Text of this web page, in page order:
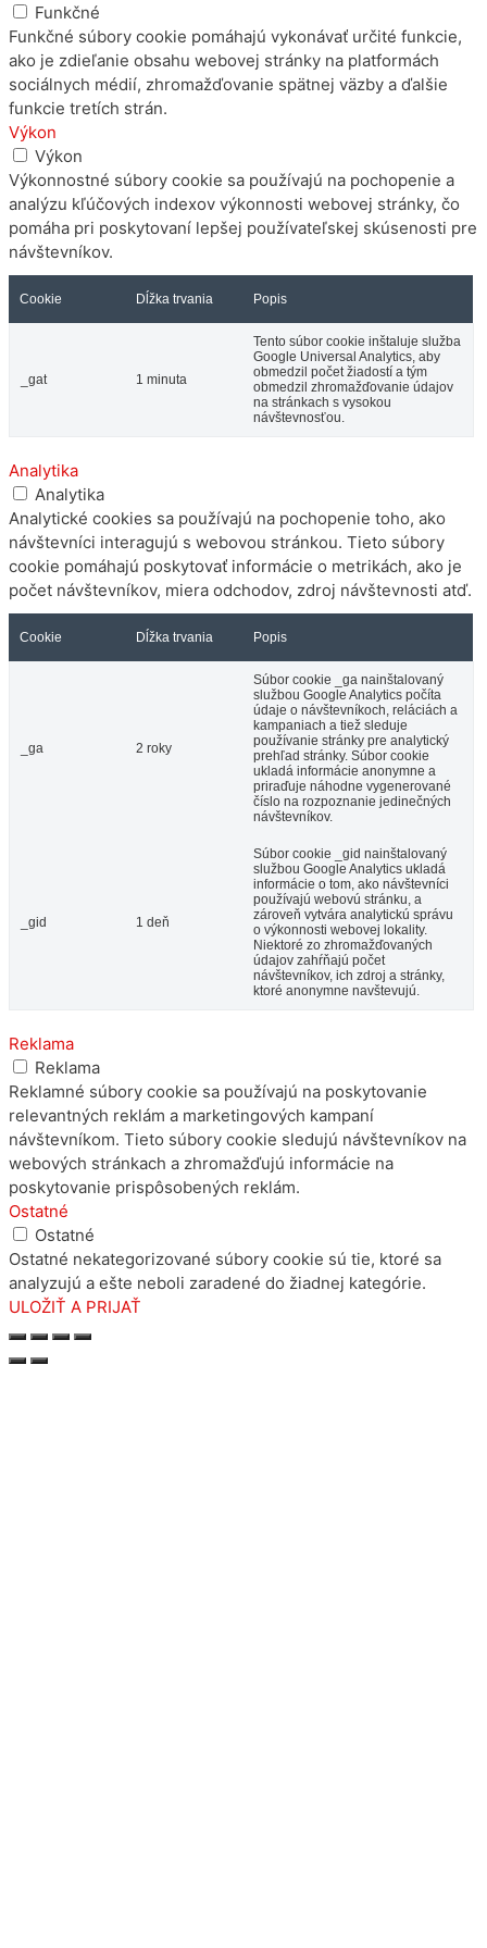
Funkčné
Funkčné súbory cookie pomáhajú vykonávať určité funkcie,
ako je zdieľanie obsahu webovej stránky na platformách
sociálnych médií, zhromažďovanie spätnej väzby a ďalšie
funkcie tretích strán.
Výkon
Výkon
Výkonnostné súbory cookie sa používajú na pochopenie a
analýzu kľúčových indexov výkonnosti webovej stránky, čo
pomáha pri poskytovaní lepšej používateľskej skúsenosti pre
návštevníkov.
Cookie Dĺžka trvania Popis
_gat 1 minuta
Tento súbor cookie inštaluje služba
Google Universal Analytics, aby
obmedzil počet žiadostí a tým
obmedzil zhromažďovanie údajov
na stránkach s vysokou
návštevnosťou.
Analytika
Analytika
Analytické cookies sa používajú na pochopenie toho, ako
návštevníci interagujú s webovou stránkou. Tieto súbory
cookie pomáhajú poskytovať informácie o metrikách, ako je
počet návštevníkov, miera odchodov, zdroj návštevnosti atď.
Cookie Dĺžka trvania Popis
_ga 2 roky
Súbor cookie _ga nainštalovaný
službou Google Analytics počíta
údaje o návštevníkoch, reláciách a
kampaniach a tiež sleduje
používanie stránky pre analytický
prehľad stránky. Súbor cookie
ukladá informácie anonymne a
priraďuje náhodne vygenerované
číslo na rozpoznanie jedinečných
návštevníkov.
_gid 1 deň
Súbor cookie _gid nainštalovaný
službou Google Analytics ukladá
informácie o tom, ako návštevníci
používajú webovú stránku, a
zároveň vytvára analytickú správu
o výkonnosti webovej lokality.
Niektoré zo zhromažďovaných
údajov zahŕňajú počet
návštevníkov, ich zdroj a stránky,
ktoré anonymne navštevujú.
Reklama
Reklama
Reklamné súbory cookie sa používajú na poskytovanie
relevantných reklám a marketingových kampaní
návštevníkom. Tieto súbory cookie sledujú návštevníkov na
webových stránkach a zhromažďujú informácie na
poskytovanie prispôsobených reklám.
Ostatné
Ostatné
Ostatné nekategorizované súbory cookie sú tie, ktoré sa
analyzujú a ešte neboli zaradené do žiadnej kategórie.
ULOŽIŤ A PRIJAŤ